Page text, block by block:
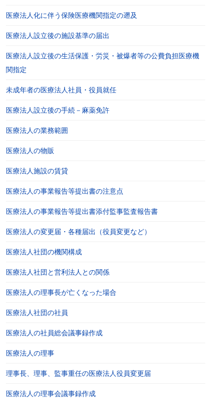
医療法人化に伴う保険医療機関指定の遡及
医療法人設立後の施設基準の届出
医療法人設立後の生活保護・労災・被爆者等の公費負担医療機
関指定
未成年者の医療法人社員・役員就任
医療法人設立後の手続－麻薬免許
医療法人の業務範囲
医療法人の物販
医療法人施設の賃貸
医療法人の事業報告等提出書の注意点
医療法人の事業報告等提出書添付監事監査報告書
医療法人の変更届・各種届出（役員変更など）
医療法人社団の機関構成
医療法人社団と営利法人との関係
医療法人の理事長が亡くなった場合
医療法人社団の社員
医療法人の社員総会議事録作成
医療法人の理事
理事長、理事、監事重任の医療法人役員変更届
医療法人の理事会議事録作成